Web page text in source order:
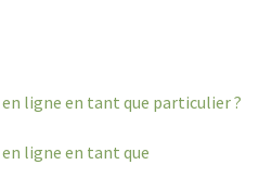
ligne en tant que particulier ?
ligne en tant que